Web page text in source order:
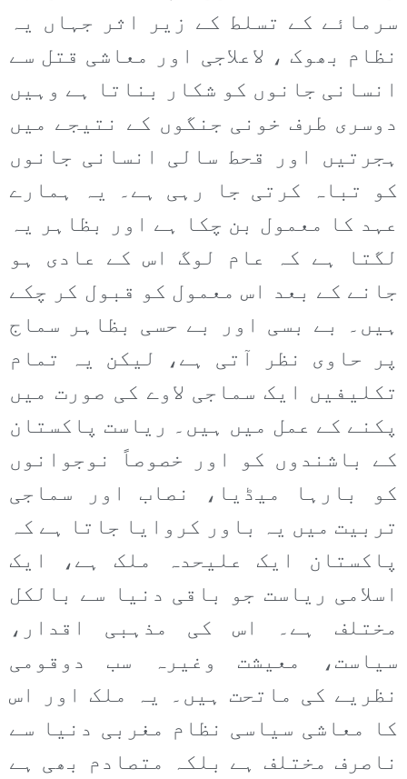
سرمائے کے تسلط کے زیر اثر جہاں یہ
نظام بھوک ، لاعلاجی اور معاشی قتل سے
انسانی جانوں کو شکار بناتا ہے وہیں
دوسری طرف خونی جنگوں کے نتیجے میں
ہجرتیں اور قحط سالی انسانی جانوں
کو تباہ کرتی جا رہی ہے۔ یہ ہمارے
عہد کا معمول بن چکا ہے اور بظاہر یہ
لگتا ہے کہ عام لوگ اس کے عادی ہو
جانے کے بعد اس معمول کو قبول کر چکے
ہیں۔ بے بسی اور بے حسی بظاہر سماج
پر حاوی نظر آتی ہے، لیکن یہ تمام
تکلیفیں ایک سماجی لاوے کی صورت میں
پکنے کے عمل میں ہیں۔ ریاست پاکستان
کے باشندوں کو اور خصوصاً نوجوانوں
کو بارہا میڈیا، نصاب اور سماجی
تربیت میں یہ باور کروایا جاتا ہے کہ
پاکستان ایک علیحدہ ملک ہے، ایک
اسلامی ریاست جو باقی دنیا سے بالکل
مختلف ہے۔ اس کی مذہبی اقدار،
سیاست، معیشت وغیرہ سب دوقومی
نظریے کی ماتحت ہیں۔ یہ ملک اور اس
کا معاشی سیاسی نظام مغربی دنیا سے
ناصرف مختلف ہے بلکہ متصادم بھی ہے